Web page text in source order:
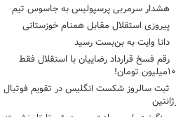
هشدار سرمربی پرسپولیس به جاسوس تیم
پیروزی استقلال مقابل همنام خوزستانی
دانا وایت به بن‌بست رسید
رقم فسخ قرارداد رضاییان با استقلال فقط
تومان!
ثبت سالروز شکست انگلیس در تقویم فوتبال